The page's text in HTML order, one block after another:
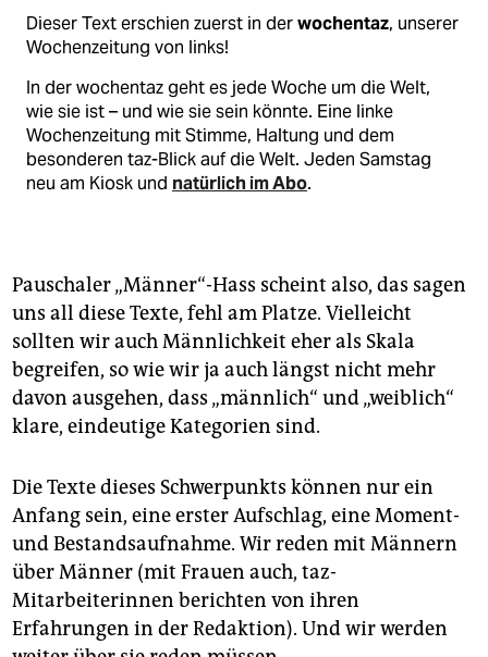
Dieser Text erschien zuerst in derwochentaz, unserer
Wochenzeitung von links!
In der wochentaz geht es jede Woche um die Welt,
wie sie ist – und wie sie sein könnte. Eine linke
Wochenzeitung mit Stimme, Haltung und dem
besonderen taz-Blick auf die Welt. Jeden Samstag
neu am Kiosk und natürlich im Abo.
Pauschaler „Männer“-Hass scheint also, das sagen
uns all diese Texte, fehl am Platze. Vielleicht
sollten wir auch Männlichkeit eher als Skala
begreifen, so wie wir ja auch längst nicht mehr
davon ausgehen, dass „männlich“ und „weiblich“
klare, eindeutige Kategorien sind.
Die Texte dieses Schwerpunkts können nur ein
Anfang sein, eine erster Aufschlag, eine Moment-
und Bestandsaufnahme. Wir reden mit Männern
über Männer (mit Frauen auch, taz-
Mitarbeiterinnen berichten von ihren
Erfahrungen in der Redaktion). Und wir werden